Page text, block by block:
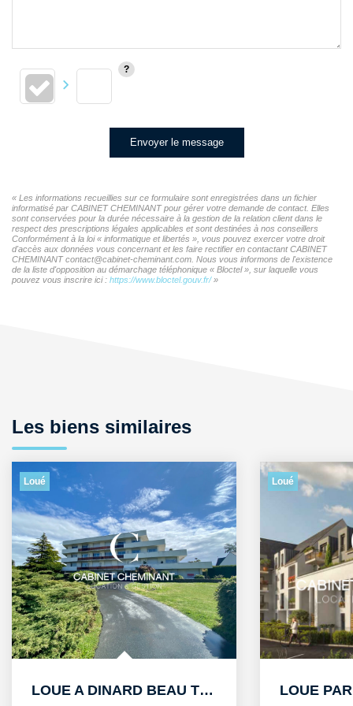
Envoyer le message
« Les informations recueillies sur ce formulaire sont enregistrées dans un fichier
informatisé par CABINET CHEMINANT pour gérer votre demande de contact. Elles
sont conservées pour la durée nécessaire à la gestion de la relation client dans le
respect des prescriptions légales applicables et sont destinées à nos conseillers
Conformément à la loi « informatique et libertés », vous pouvez exercer votre droit
d'accès aux données vous concernant et les faire rectifier en contactant CABINET
CHEMINANT contact@cabinet-cheminant.com. Nous vous informons de l'existence
de la liste d'opposition au démarchage téléphonique « Bloctel », sur laquelle vous
pouvez vous inscrire ici : https://www.bloctel.gouv.fr/»
Les biens similaires
LOUE A DINARD BEAU T1bis DE 25m2 AU PORT BLANC
Loué